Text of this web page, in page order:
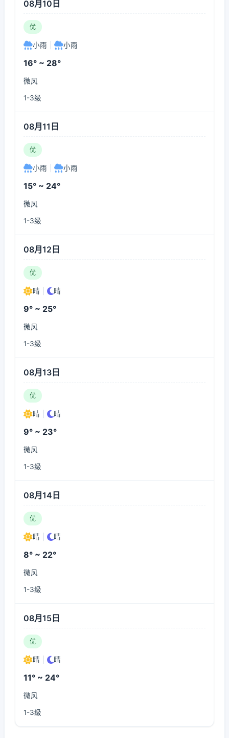
08月10日
优
小雨 小雨
16° ~ 28°
微风
1-3级
08月11日
优
小雨 小雨
15° ~ 24°
微风
1-3级
08月12日
优
晴 晴
9° ~ 25°
微风
1-3级
08月13日
优
晴 晴
9° ~ 23°
微风
1-3级
08月14日
优
晴 晴
8° ~ 22°
微风
1-3级
08月15日
优
晴 晴
11° ~ 24°
微风
1-3级